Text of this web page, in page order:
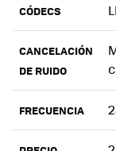
CÓDECS
CANCELACIÓN
DE RUIDO
FRECUENCIA